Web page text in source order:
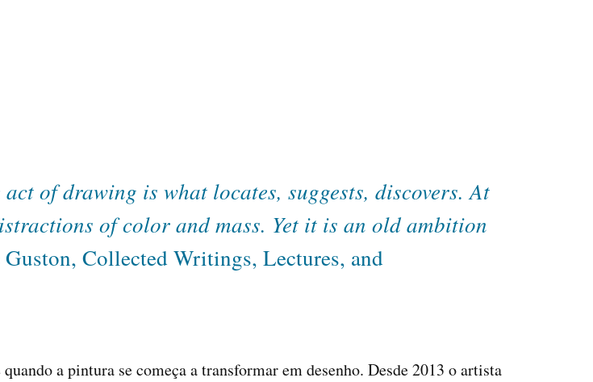
of drawing is what locates, suggests, discovers. At
of color and mass. Yet it is an old ambition
Collected Writings, Lectures, and
a pintura se começa a transformar em desenho. Desde 2013 o artista